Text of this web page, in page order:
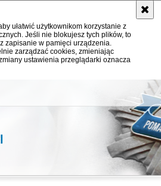
ułatwić użytkownikom korzystanie z
Jeśli nie blokujesz tych plików, to
zapisanie w pamięci urządzenia.
zarządzać cookies, zmieniając
ustawienia przeglądarki oznacza